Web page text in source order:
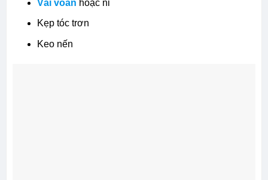
Vải voan hoặc nỉ
Kẹp tóc trơn
Keo nến